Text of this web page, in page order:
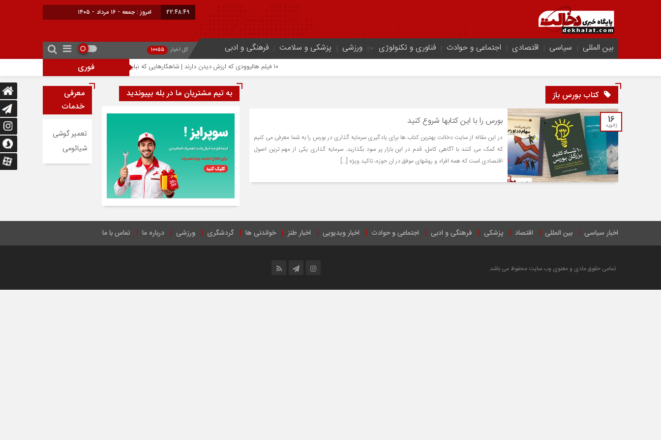
22:48:49 امروز : جمعه - ۱۶ مرداد - ۱۴۰۵
بین المللی سیاسی اقتصادی اجتماعی و حوادث فناوری و تکنولوژی ورزشی پزشکی و سلامت فرهنگی و ادبی کل اخبار 10055
فوریاحتمال افزایش ۳۰۰ دلاری قیمت آیفون ۱۸ پرو؛ تراشه ۲ نانومتری عامل گرانی آیفون‌های جدید اپل
کتاب بورس باز
16
ژانویه بورس را با این کتابها شروع کنید
در این مقاله از سایت دخالت بهترین کتاب ها برای یادگیری سرمایه گذاری در بورس را به شما معرفی می کنیم
که کمک می کنند با آگاهی کامل، قدم در این بازار پر سود بگذارید. سرمایه گذاری یکی از مهم ترین اصول
اقتصادی است که همه افراد و روشهای موفق در ان حوزه، تاکید ویژه [...]
به تیم مشتریان ما در بله بپیوندید
معرفی
خدمات
تعمیر گوشی
شیائومی
اخبار سیاسی بین المللی اقتصاد پزشکی فرهنگی و ادبی اجتماعی و حوادث اخبار ویدیویی اخبار طنز خواندنی ها گردشگری ورزشی درباره ما تماس با ما
تمامی حقوق مادی و معنوی وب سایت محفوظ می باشد.